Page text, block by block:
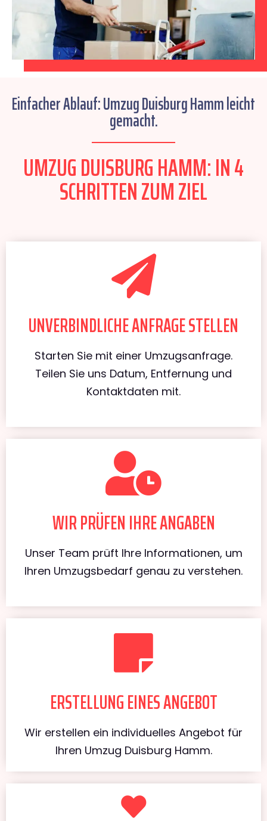
Einfacher Ablauf: Umzug Duisburg Hamm leicht
gemacht.
UMZUG DUISBURG HAMM: IN 4
SCHRITTEN ZUM ZIEL
UNVERBINDLICHE ANFRAGE STELLEN
Starten Sie mit einer Umzugsanfrage.
Teilen Sie uns Datum, Entfernung und
Kontaktdaten mit.
WIR PRÜFEN IHRE ANGABEN
Unser Team prüft Ihre Informationen, um
Ihren Umzugsbedarf genau zu verstehen.
ERSTELLUNG EINES ANGEBOT
Wir erstellen ein individuelles Angebot für
Ihren Umzug Duisburg Hamm.